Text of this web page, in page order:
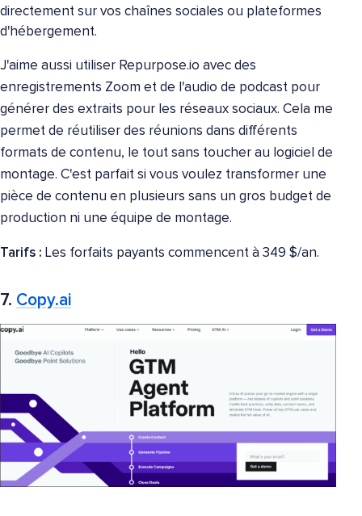
directement sur vos chaînes sociales ou plateformes
d'hébergement.
J'aime aussi utiliser Repurpose.io avec des
enregistrements Zoom et de l'audio de podcast pour
générer des extraits pour les réseaux sociaux. Cela me
permet de réutiliser des réunions dans différents
formats de contenu, le tout sans toucher au logiciel de
montage. C'est parfait si vous voulez transformer une
pièce de contenu en plusieurs sans un gros budget de
production ni une équipe de montage.
Tarifs : Les forfaits payants commencent à 349 $/an.
7. Copy.ai